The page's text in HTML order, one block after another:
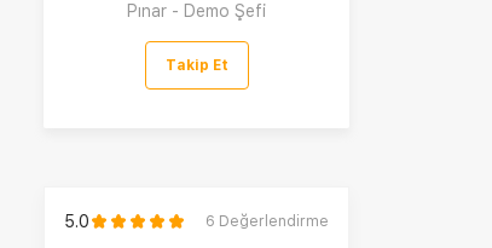
Pınar - Demo Şefi
Takip Et
5.0 6 Değerlendirme